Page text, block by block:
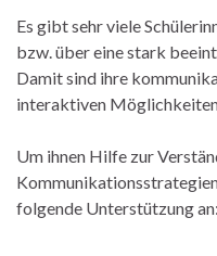
Es gibt sehr viele
bzw. über eine stark
Damit sind ihre
interaktiven
Um ihnen Hilfe zur
folgende Unterstützung an: